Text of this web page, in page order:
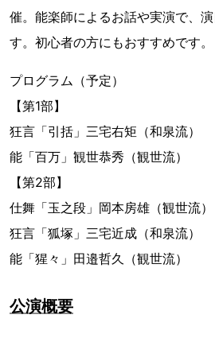
催。能楽師によるお話や実演で、
す。初心者の方にもおすすめです。
プログラム（予定）
【第1部】
狂言「引括」三宅右矩（和泉流）
能「百万」観世恭秀（観世流）
【第2部】
仕舞「玉之段」岡本房雄（観世流）
狂言「狐塚」三宅近成（和泉流）
能「猩々」田邉哲久（観世流）
公演概要